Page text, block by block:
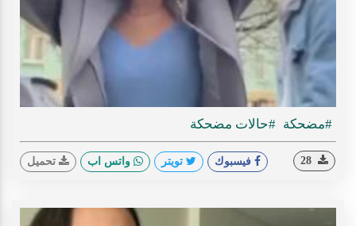
#مضحكة #حالات مضحكة
فيسبوك تويتر واتس اب تحميل